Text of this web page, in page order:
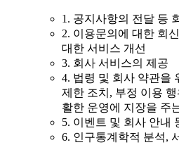
1. 공지사항의 전달 등
2. 이용문의에 대한 회
대한 서비스 개선
3. 회사 서비스의 제공
4. 법령 및 회사 약관을
제한 조치, 부정 이용
활한 운영에 지장을 주
5. 이벤트 및 회사 안내
6. 인구통계학적 분석,